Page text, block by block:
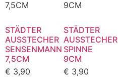
STÄDTER
AUSSTECHER
SENSENMANN
7,5CM
€ 3,90
STÄDTER
AUSSTECHER
SPINNE
9CM
€ 3,90